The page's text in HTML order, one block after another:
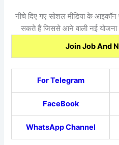
नीचे दिए गए सोशल मीडिया के
सकते हैं जिससे आने वाली नई
Join Job And
For Telegram
FaceBook
WhatsApp Channel